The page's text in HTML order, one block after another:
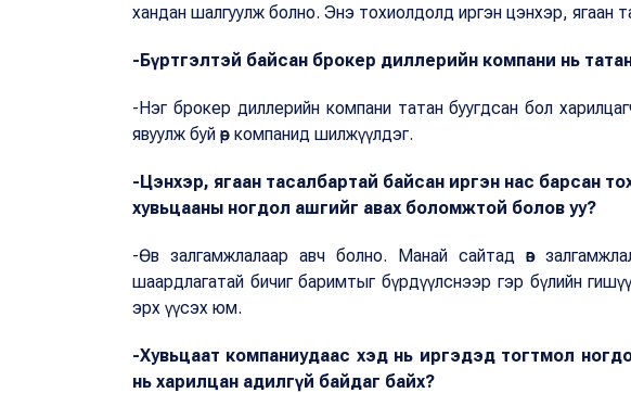
хандан шалгуулж болно. Энэ тохиолдолд иргэн цэнхэр, ягаан
-Бүртгэлтэй байсан брокер диллерийн компани нь
-Нэг брокер диллерийн компани татан буугдсан бол
явуулж буй өөр компанид шилжүүлдэг.
-Цэнхэр, ягаан тасалбартай байсан иргэн нас барсан
хувьцааны ногдол ашгийг авах боломжтой болов уу?
-Өв залгамжлалаар авч болно. Манай сайтад өв
шаардлагатай бичиг баримтыг бүрдүүлснээр гэр бүлийн
эрх үүсэх юм.
-Хувьцаат компаниудаас хэд нь иргэдэд тогтмол
нь харилцан адилгүй байдаг байх?